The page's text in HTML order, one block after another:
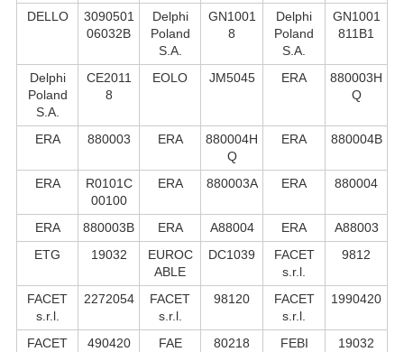
DELLO
3090501
06032B
Delphi
Poland
S.А.
GN1001
8
Delphi
Poland
S.А.
GN1001
811B1
Delphi
Poland
S.А.
CE2011
8
EOLO JM5045 ERA
880003H
Q
ERA 880003 ERA
880004H
Q
ERA 880004B
ERA
R0101C
00100
ERA 880003A ERA 880004
ERA 880003B ERA A88004 ERA
A88003
ETG
19032
EUROC
ABLE
DC1039
FACET
s.r.l.
9812
FACET
s.r.l.
2272054
FACET
s.r.l.
98120
FACET
s.r.l.
1990420
FACET
490420 FAE 80218
FEBI
19032